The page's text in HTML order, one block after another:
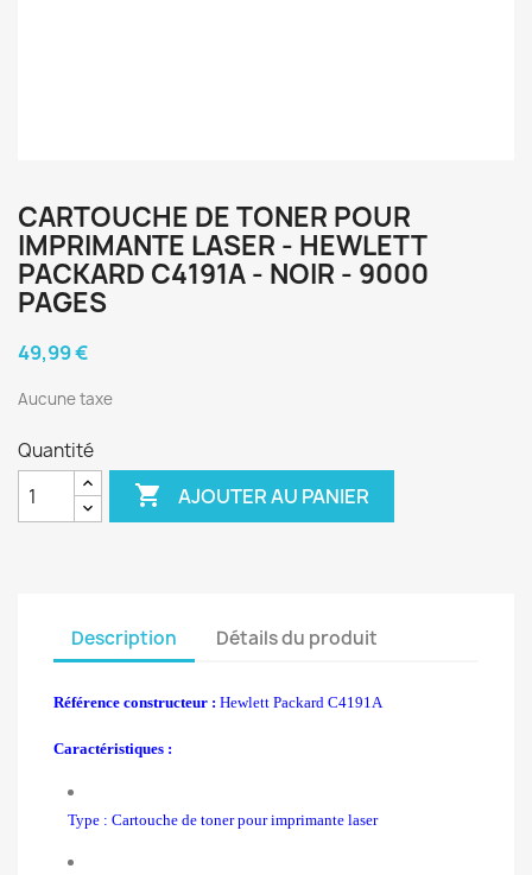
CARTOUCHE DE TONER POUR
IMPRIMANTE LASER - HEWLETT
PACKARD C4191A - NOIR - 9000
PAGES
49,99 €
Aucune taxe
Quantité
 AJOUTER AU PANIER
Description Détails du produit
Référence constructeur : Hewlett Packard C4191A
Caractéristiques :
Type : Cartouche de toner pour imprimante laser